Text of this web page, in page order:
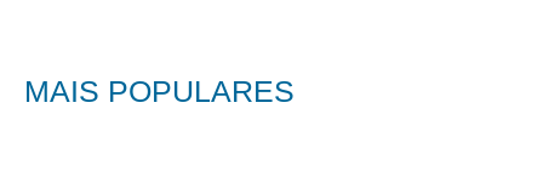
MAIS POPULARES